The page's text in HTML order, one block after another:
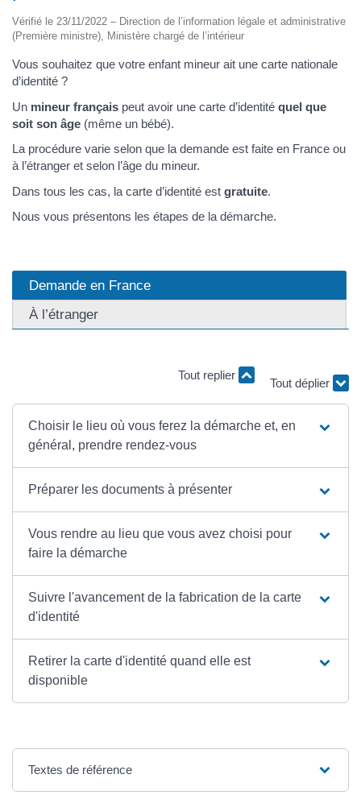
Vérifié le 23/11/2022 – Direction de l’information légale et administrative
(Première ministre), Ministère chargé de l’intérieur
Vous souhaitez que votre enfant mineur ait une carte nationale
d’identité ?
Un mineur français peut avoir une carte d’identité quel que
soit son âge (même un bébé).
La procédure varie selon que la demande est faite en France ou
à l’étranger et selon l’âge du mineur.
Dans tous les cas, la carte d’identité est gratuite.
Nous vous présentons les étapes de la démarche.
Demande en France
À l’étranger
Tout replier
Choisir le lieu où vous ferez la démarche et, en
général, prendre rendez-vous
Préparer les documents à présenter
Vous rendre au lieu que vous avez choisi pour
faire la démarche
Suivre l'avancement de la fabrication de la carte
d'identité
Retirer la carte d'identité quand elle est
disponible
Textes de référence